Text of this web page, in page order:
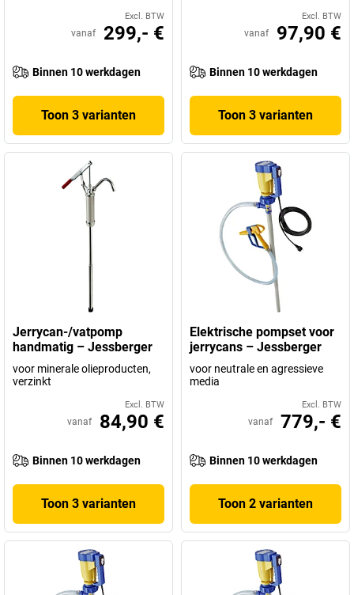
Excl. BTW
vanaf 299,- €
Binnen 10 werkdagen
Toon 3 varianten
Excl. BTW
vanaf 97,90 €
Binnen 10 werkdagen
Toon 3 varianten
Jerrycan-/vatpomp
handmatig – Jessberger
voor minerale olieproducten,
verzinkt
Excl. BTW
vanaf 84,90 €
Binnen 10 werkdagen
Toon 3 varianten
Elektrische pompset voor
jerrycans – Jessberger
voor neutrale en agressieve
media
Excl. BTW
vanaf 779,- €
Binnen 10 werkdagen
Toon 2 varianten